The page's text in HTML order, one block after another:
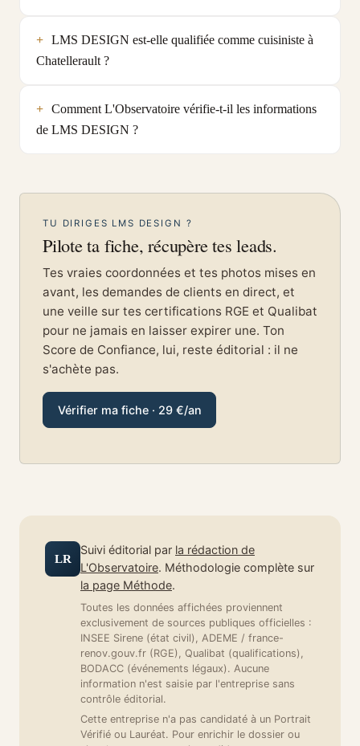
LMS DESIGN est-elle qualifiée comme cuisiniste à
Chatellerault ?
Comment L'Observatoire vérifie-t-il les informations
de LMS DESIGN ?
TU DIRIGES LMS DESIGN ?
Pilote ta fiche, récupère tes leads.
Tes vraies coordonnées et tes photos mises en
avant, les demandes de clients en direct, et
une veille sur tes certifications RGE et Qualibat
pour ne jamais en laisser expirer une. Ton
Score de Confiance, lui, reste éditorial : il ne
s'achète pas.
Vérifier ma fiche · 29 €/an
LR
Suivi éditorial par la rédaction de
L'Observatoire. Méthodologie complète sur
la page Méthode.
Toutes les données affichées proviennent
exclusivement de sources publiques officielles :
INSEE Sirene (état civil), ADEME / france-
renov.gouv.fr (RGE), Qualibat (qualifications),
BODACC (événements légaux). Aucune
information n'est saisie par l'entreprise sans
contrôle éditorial.
Cette entreprise n'a pas candidaté à un Portrait
Vérifié ou Lauréat. Pour enrichir le dossier ou